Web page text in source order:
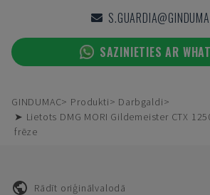
SAZINIETIES AR
GINDUMAC Produkti
Darbgaldi
➤ Lietots DMG MORI Gildemeister CTX
frēze
Rādīt oriģinālvalodā